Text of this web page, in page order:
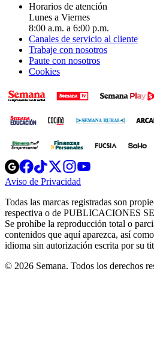
Horarios de atención
Lunes a Viernes
8:00 a.m. a 6:00 p.m.
Canales de servicio al cliente
Trabaje con nosotros
Paute con nosotros
Cookies
Opens
in
new
Opens
in
new
Opens
in
new
window
Opens
new
windowwindow
Aviso de Privacidad
new
window
Todas las marcas registradas son
respectiva o de PUBLICACIONES
Se prohíbe la reproducción total o
contenidos que aquí aparezca, así
idioma sin autorización escrita por su
© 2026 Semana. Todos los derechos